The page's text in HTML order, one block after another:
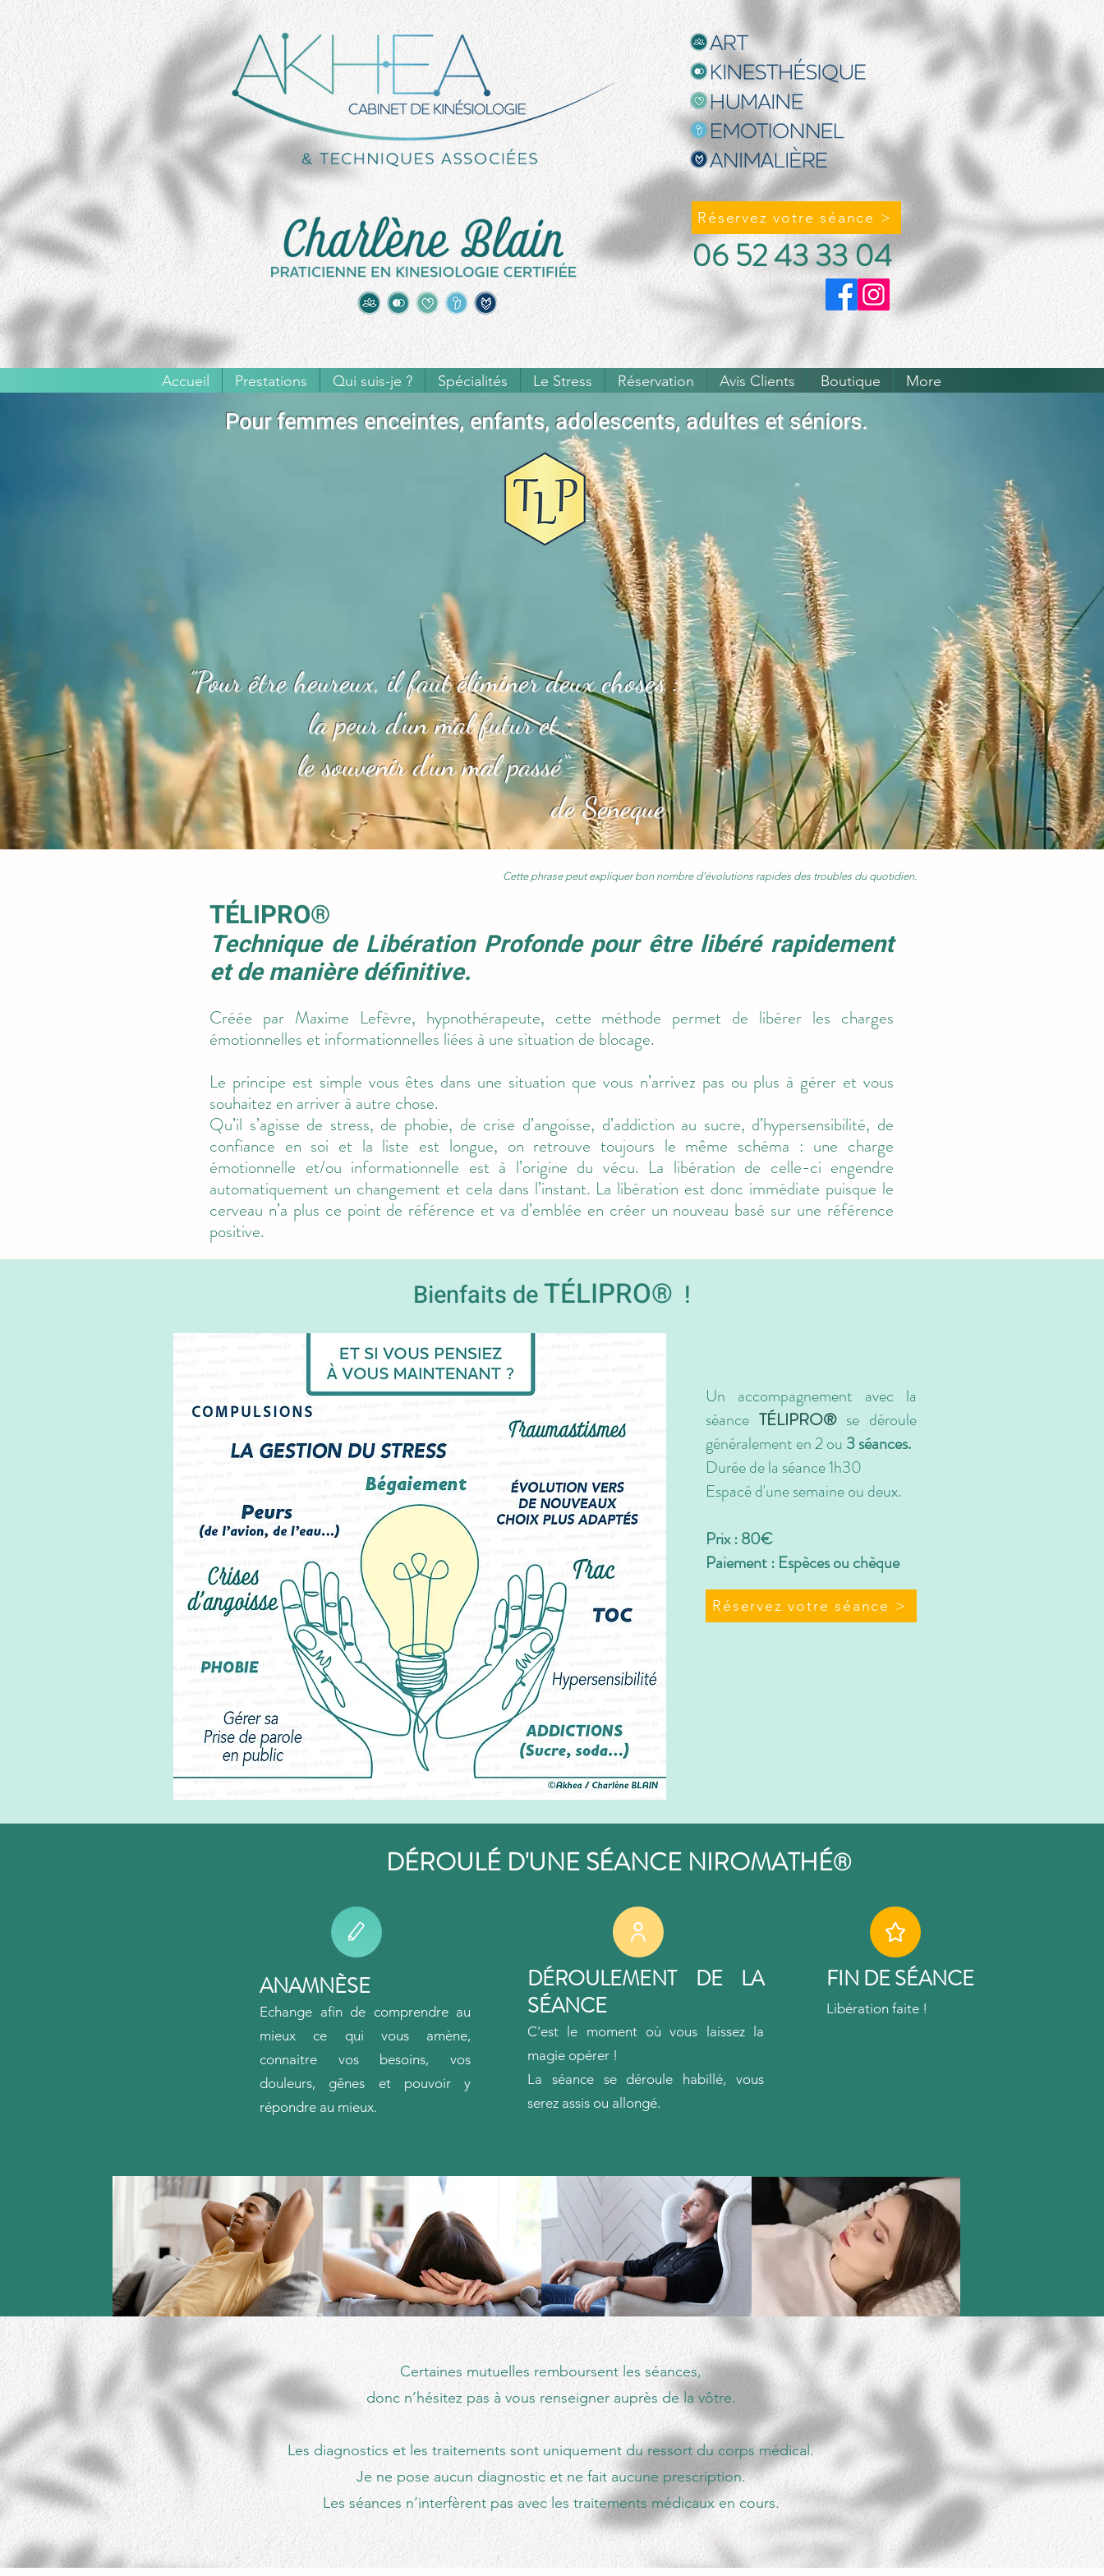
Réservez votre séance >
06 52 43 33 04
Accueil Prestations Qui suis-je ? Spécialités Le Stress Réservation Avis Clients Boutique More
Pour femmes enceintes, enfants, adolescents, adultes et séniors.
”Pour être heureux, il faut éliminer deux choses :
la peur d'un mal futur et
le souvenir d'un mal passé“
de Seneque
Cette phrase peut expliquer bon nombre d’évolutions rapides des troubles du quotidien.
TÉLIPRO®
Technique de Libération Profonde pour être libéré rapidement
et de manière définitive.
Créée par Maxime Lefèvre, hypnothérapeute, cette méthode permet de libérer les charges
émotionnelles et informationnelles liées à une situation de blocage.
Le principe est simple vous êtes dans une situation que vous n’arrivez pas ou plus à gérer et vous
souhaitez en arriver à autre chose.
Qu’il s’agisse de stress, de phobie, de crise d’angoisse, d’addiction au sucre, d’hypersensibilité, de
confiance en soi et la liste est longue, on retrouve toujours le même schéma : une charge
émotionnelle et/ou informationnelle est à l’origine du vécu. La libération de celle-ci engendre
automatiquement un changement et cela dans l’instant. La libération est donc immédiate puisque le
cerveau n’a plus ce point de référence et va d’emblée en créer un nouveau basé sur une référence
positive.
Bienfaits deTÉLIPRO® !
Un accompagnement avec la
séance TÉLIPRO®se déroule
généralement en 2 ou 3 séances.
Durée de la séance 1h30
Espacé d'une semaine ou deux.
Prix : 80€
Paiement : Espèces ou chèque
Réservez votre séance >
DÉROULÉ D'UNE SÉANCE NIROMATHÉ®
ANAMNÈSE
Echange afin de comprendre au
mieux ce qui vous amène,
connaitre vos besoins, vos
douleurs, gênes et pouvoir y
répondre au mieux.
DÉROULEMENT DE LA
SÉANCE
C'est le moment où vous laissez la
magie opérer !
La séancese déroule habillé, vous
serez assis ou allongé.
FIN DE SÉANCE
Libération faite !
Certaines mutuelles remboursent les séances,
donc n’hésitez pas à vous renseigner auprès de la vôtre.
Les diagnostics et les traitements sont uniquement du ressort du corps médical.
Je ne pose aucun diagnostic et ne fait aucune prescription.
Les séances n’interfèrent pas avec les traitements médicaux en cours.